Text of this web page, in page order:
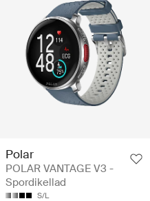
Polar
POLAR VANTAGE V3 -
Spordikellad
S/L